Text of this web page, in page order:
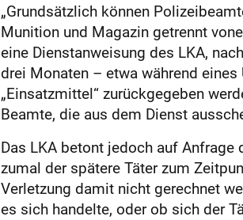
„Grundsätzlich können
Munition und Magazin getrennt
eine Dienstanweisung des LKA,
drei Monaten – etwa während
„Einsatzmittel“ zurückgegeben
Beamte, die aus dem Dienst
Das LKA betont jedoch auf Anfrage
zumal der spätere Täter zum
Verletzung damit nicht gerechnet
es sich handelte, oder ob sich der